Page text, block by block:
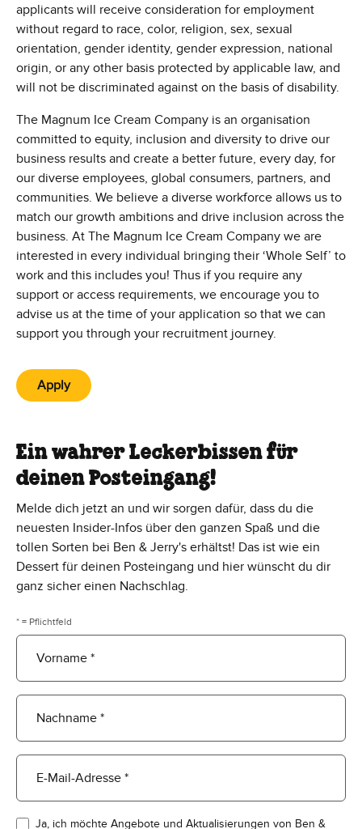
applicants will receive consideration for employment
without regard to race, color, religion, sex, sexual
orientation, gender identity, gender expression, national
origin, or any other basis protected by applicable law, and
will not be discriminated against on the basis of disability.
The Magnum Ice Cream Company is an organisation
committed to equity, inclusion and diversity to drive our
business results and create a better future, every day, for
our diverse employees, global consumers, partners, and
communities. We believe a diverse workforce allows us to
match our growth ambitions and drive inclusion across the
business. At The Magnum Ice Cream Company we are
interested in every individual bringing their ‘Whole Self’ to
work and this includes you! Thus if you require any
support or access requirements, we encourage you to
advise us at the time of your application so that we can
support you through your recruitment journey.
Apply
Ein wahrer Leckerbissen für
deinen Posteingang!
Melde dich jetzt an und wir sorgen dafür, dass du die
neuesten Insider-Infos über den ganzen Spaß und die
tollen Sorten bei Ben & Jerry's erhältst! Das ist wie ein
Dessert für deinen Posteingang und hier wünscht du dir
ganz sicher einen Nachschlag.
* = Pflichtfeld
Vorname *
Nachname *
E-Mail-Adresse *
Ja, ich möchte Angebote und Aktualisierungen von Ben &